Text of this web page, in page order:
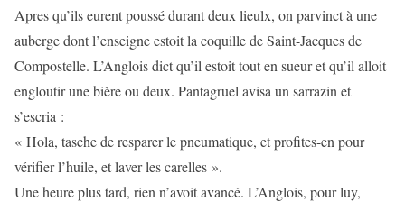
Apres qu’ils eurent poussé durant deux lieulx, on parvinct à une
auberge dont l’enseigne estoit la coquille de Saint-Jacques de
Compostelle. L’Anglois dict qu’il estoit tout en sueur et qu’il alloit
engloutir une bière ou deux. Pantagruel avisa un sarrazin et
s’escria :
« Hola, tasche de resparer le pneumatique, et profites-en pour
vérifier l’huile, et laver les carelles ».
Une heure plus tard, rien n’avoit avancé. L’Anglois, pour luy,